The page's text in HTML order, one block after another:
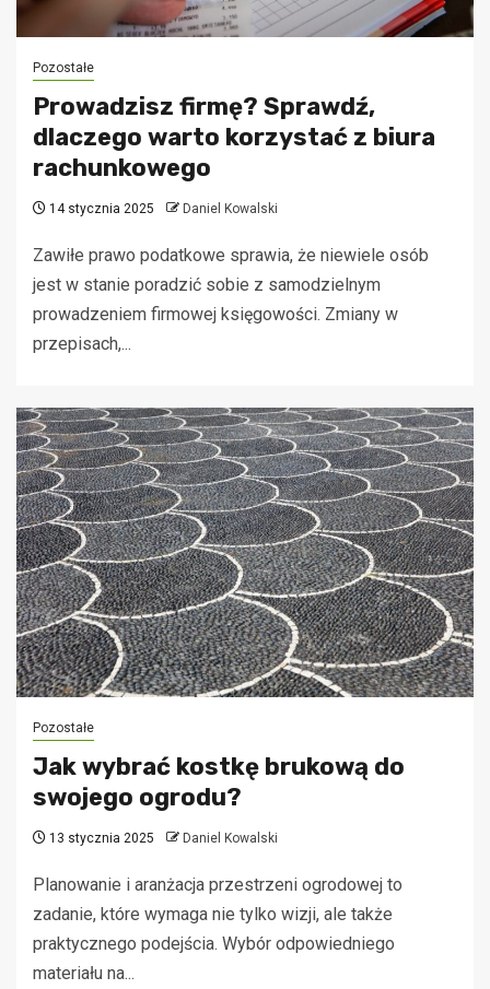
Pozostałe
Prowadzisz firmę? Sprawdź,
dlaczego warto korzystać z biura
rachunkowego
14 stycznia 2025 Daniel Kowalski
Zawiłe prawo podatkowe sprawia, że niewiele osób
jest w stanie poradzić sobie z samodzielnym
prowadzeniem firmowej księgowości. Zmiany w
przepisach,...
Pozostałe
Jak wybrać kostkę brukową do
swojego ogrodu?
13 stycznia 2025 Daniel Kowalski
Planowanie i aranżacja przestrzeni ogrodowej to
zadanie, które wymaga nie tylko wizji, ale także
praktycznego podejścia. Wybór odpowiedniego
materiału na...